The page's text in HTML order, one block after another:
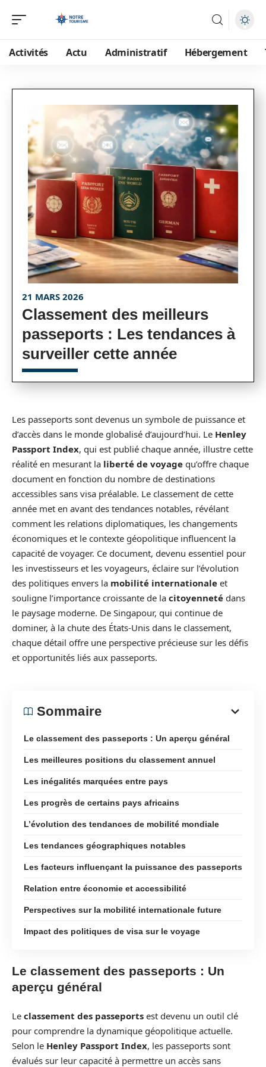
Activités Actu Administratif Hébergement
21 MARS 2026
Classement des meilleurs
passeports : Les tendances à
surveiller cette année
Les passeports sont devenus un symbole de puissance et
d’accès dans le monde globalisé d’aujourd’hui. Le Henley
Passport Index, qui est publié chaque année, illustre cette
réalité en mesurant la liberté de voyage qu’offre chaque
document en fonction du nombre de destinations
accessibles sans visa préalable. Le classement de cette
année met en avant des tendances notables, révélant
comment les relations diplomatiques, les changements
économiques et le contexte géopolitique influencent la
capacité de voyager. Ce document, devenu essentiel pour
les investisseurs et les voyageurs, éclaire sur l’évolution
des politiques envers la mobilité internationale et
souligne l’importance croissante de la citoyenneté dans
le paysage moderne. De Singapour, qui continue de
dominer, à la chute des États-Unis dans le classement,
chaque détail offre une perspective précieuse sur les défis
et opportunités liés aux passeports.
Sommaire
Le classement des passeports : Un aperçu général
Les meilleures positions du classement annuel
Les inégalités marquées entre pays
Les progrès de certains pays africains
L’évolution des tendances de mobilité mondiale
Les tendances géographiques notables
Les facteurs influençant la puissance des passeports
Relation entre économie et accessibilité
Perspectives sur la mobilité internationale future
Impact des politiques de visa sur le voyage
Le classement des passeports : Un
aperçu général
Le classement des passeports est devenu un outil clé
pour comprendre la dynamique géopolitique actuelle.
Selon le Henley Passport Index, les passeports sont
évalués sur leur capacité à permettre un accès sans